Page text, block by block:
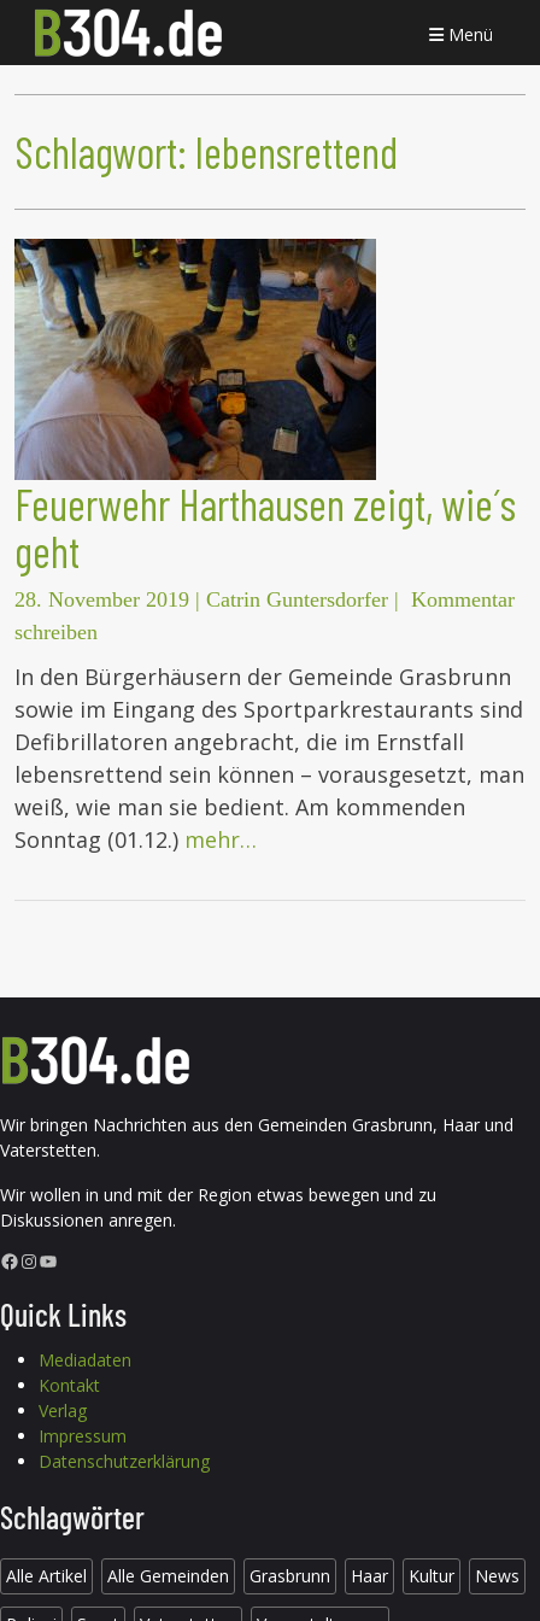
Menü
Schlagwort: lebensrettend
Feuerwehr Harthausen zeigt, wie´s
geht
28. November 2019 | Catrin Guntersdorfer | Kommentar
schreiben
In den Bürgerhäusern der Gemeinde Grasbrunn
sowie im Eingang des Sportparkrestaurants sind
Defibrillatoren angebracht, die im Ernstfall
lebensrettend sein können – vorausgesetzt, man
weiß, wie man sie bedient. Am kommenden
Sonntag (01.12.) mehr…
Wir bringen Nachrichten aus den Gemeinden Grasbrunn, Haar und
Vaterstetten.
Wir wollen in und mit der Region etwas bewegen und zu
Diskussionen anregen.
Facebook InstagramYouTube
Quick Links
Mediadaten
Kontakt
Verlag
Impressum
Datenschutzerklärung
Schlagwörter
Alle Artikel Alle Gemeinden Grasbrunn Haar Kultur News